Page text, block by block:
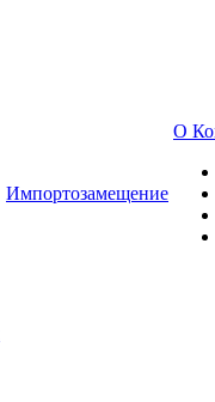
Импортозамещение
О